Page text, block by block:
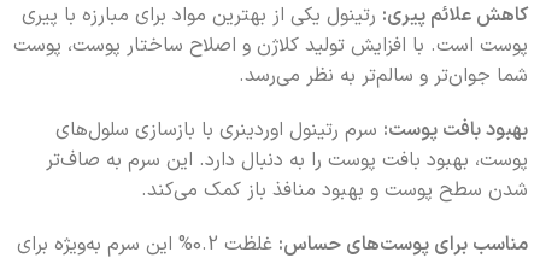
کاهش علائم پیری: رتینول یکی از بهترین مواد برای مبارزه با پیری
پوست است. با افزایش تولید کلاژن و اصلاح ساختار پوست، پوست
شما جوان‌تر و سالم‌تر به نظر می‌رسد.
بهبود بافت پوست: سرم رتینول اوردینری با بازسازی سلول‌های
پوست، بهبود بافت پوست را به دنبال دارد. این سرم به صاف‌تر
شدن سطح پوست و بهبود منافذ باز کمک می‌کند.
مناسب برای پوست‌های حساس:
غلظت 0.2% این سرم به‌ویژه برای